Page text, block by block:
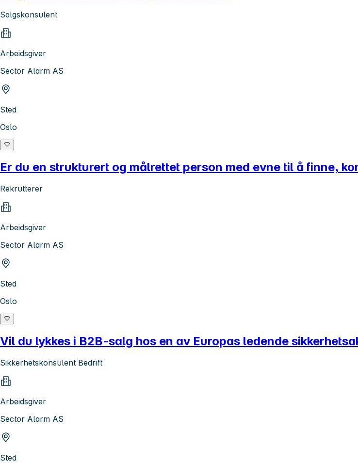
Salgskonsulent
Arbeidsgiver
Sector Alarm AS
Sted
Oslo
Er du en strukturert og målrettet person med evne til å finne,
Rekrutterer
Arbeidsgiver
Sector Alarm AS
Sted
Oslo
Vil du lykkes i B2B-salg hos en av Europas ledende
Sikkerhetskonsulent Bedrift
Arbeidsgiver
Sector Alarm AS
Sted